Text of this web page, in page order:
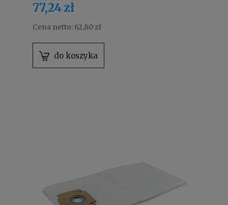
77,24 zł
Cena netto: 62,80 zł
do koszyka